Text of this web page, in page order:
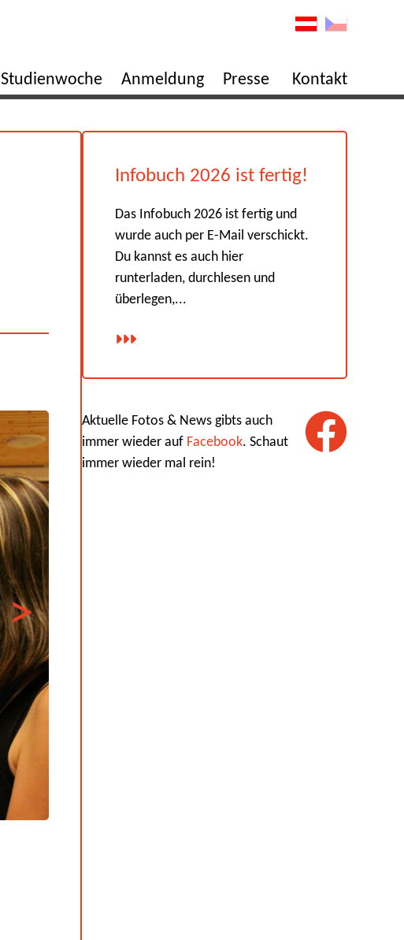
Studienwoche Anmeldung Presse Kontakt
Infobuch 2026 ist fertig!
Das Infobuch 2026 ist fertig und
wurde auch per E-Mail verschickt.
Du kannst es auch hier
runterladen, durchlesen und
überlegen,...
Aktuelle Fotos & News gibts auch
immer wieder auf Facebook. Schaut
immer wieder mal rein!